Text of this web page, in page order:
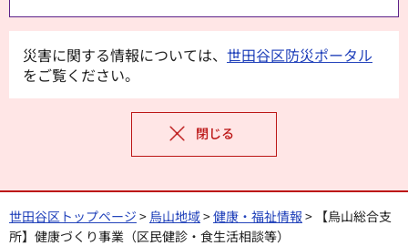
災害に関する情報については、 世田谷区防災ポータル
をご覧ください。
閉じる
世田谷区トップページ > 烏山地域>健康・福祉情報 > 【烏山総合支
所】健康づくり事業（区民健診・食生活相談等）